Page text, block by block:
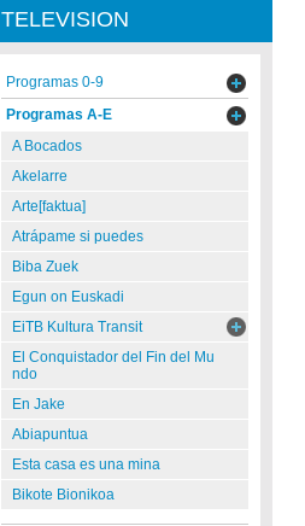
TELEVISION
Programas 0-9
Programas A-E
A Bocados
Akelarre
Arte[faktua]
Atrápame si puedes
Biba Zuek
Egun on Euskadi
EiTB Kultura Transit
El Conquistador del Fin del Mu
ndo
En Jake
Abiapuntua
Esta casa es una mina
Bikote Bionikoa